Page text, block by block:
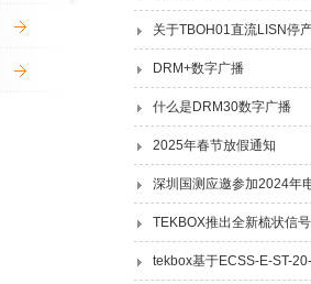
关于TBOH01直流LISN停
DRM+数字广播
什么是DRM30数字广播
2025年春节放假通知
深圳国测应邀参加2024年
TEKBOX推出全新梳状信
tekbox基于ECSS-E-ST-